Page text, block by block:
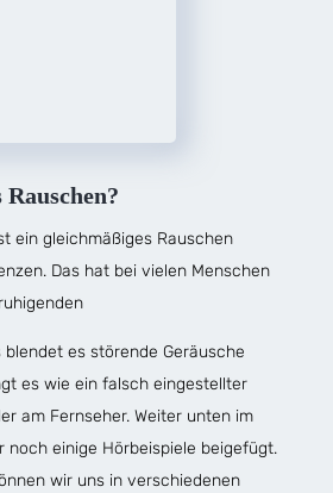
ein gleichmäßiges Rauschen
Das hat bei vielen Menschen
es störende Geräusche
es wie ein falsch eingestellter
am Fernseher. Weiter unten im
noch einige Hörbeispiele beigefügt.
wir uns in verschiedenen